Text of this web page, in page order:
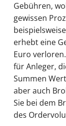
Gebühren,
gewissen
erhebt eine
Euro
für Anleger,
Summen
aber auch
Sie bei dem
des